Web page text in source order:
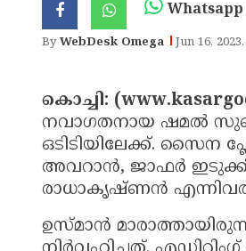
ByWebDesk Omega Jun 16,
കൊച്ചി:
നവാഗതനായ ഷമല്‍
ഒടിടിയിലേക്ക്. സൈന
അവറാന്‍, ജാഫര്‍ ഇടുക്കി,
രാധാകൃഷ്ണന്‍
ഉസ്മാന്‍